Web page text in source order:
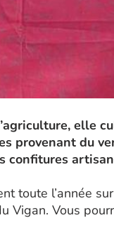
elle
provenant du
confitures
toute l’année
Vigan. Vous